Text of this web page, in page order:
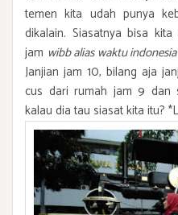
temen kita udah punya
dikalain. Siasatnya bisa
jam wibb alias waktu
Janjian jam 10, bilang aja
cus dari rumah jam 9 dan
kalau dia tau siasat kita itu?